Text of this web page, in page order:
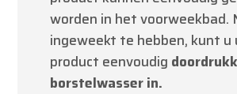
worden in het voorweekbad.
ingeweekt te hebben, kunt u
product eenvoudig
borstelwasser in.